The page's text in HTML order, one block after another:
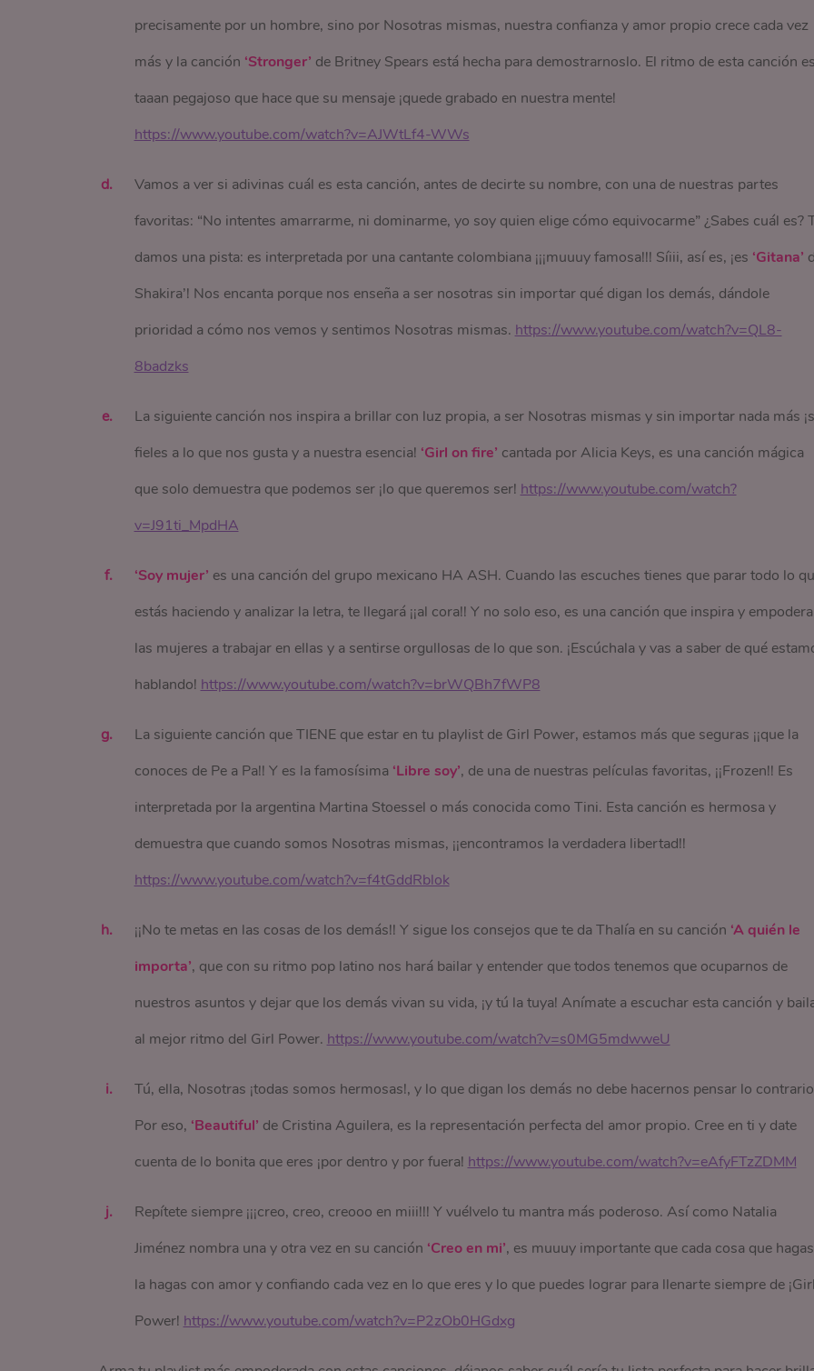
precisamente por un hombre, sino por Nosotras mismas, nuestra confianza y amor propio crece cada vez
más y la canción ‘Stronger’ de Britney Spears está hecha para demostrarnoslo. El ritmo de esta canción
taaan pegajoso que hace que su mensaje ¡quede grabado en nuestra mente!
https://www.youtube.com/watch?v=AJWtLf4-WWs
Vamos a ver si adivinas cuál es esta canción, antes de decirte su nombre, con una de nuestras partes
favoritas: “No intentes amarrarme, ni dominarme, yo soy quien elige cómo equivocarme” ¿Sabes cuál es?
damos una pista: es interpretada por una cantante colombiana ¡¡¡muuuy famosa!!! Síiii, así es, ¡es ‘Gitana’
Shakira’! Nos encanta porque nos enseña a ser nosotras sin importar qué digan los demás, dándole
prioridad a cómo nos vemos y sentimos Nosotras mismas. https://www.youtube.com/watch?v=QL8-
8badzks
La siguiente canción nos inspira a brillar con luz propia, a ser Nosotras mismas y sin importar nada más
fieles a lo que nos gusta y a nuestra esencia! ‘Girl on fire’ cantada por Alicia Keys, es una canción mágica
que solo demuestra que podemos ser ¡lo que queremos ser! https://www.youtube.com/watch?
v=J91ti_MpdHA
‘Soy mujer’ es una canción del grupo mexicano HA ASH. Cuando las escuches tienes que parar todo lo
estás haciendo y analizar la letra, te llegará ¡¡al cora!! Y no solo eso, es una canción que inspira y
las mujeres a trabajar en ellas y a sentirse orgullosas de lo que son. ¡Escúchala y vas a saber de qué
hablando! https://www.youtube.com/watch?v=brWQBh7fWP8
La siguiente canción que TIENE que estar en tu playlist de Girl Power, estamos más que seguras ¡¡que la
conoces de Pe a Pa!! Y es la famosísima ‘Libre soy’, de una de nuestras películas favoritas, ¡¡Frozen!! Es
interpretada por la argentina Martina Stoessel o más conocida como Tini. Esta canción es hermosa y
demuestra que cuando somos Nosotras mismas, ¡¡encontramos la verdadera libertad!!
https://www.youtube.com/watch?v=f4tGddRblok
¡¡No te metas en las cosas de los demás!! Y sigue los consejos que te da Thalía en su canción ‘A quién le
importa’, que con su ritmo pop latino nos hará bailar y entender que todos tenemos que ocuparnos de
nuestros asuntos y dejar que los demás vivan su vida, ¡y tú la tuya! Anímate a escuchar esta canción y
al mejor ritmo del Girl Power. https://www.youtube.com/watch?v=s0MG5mdwweU
Tú, ella, Nosotras ¡todas somos hermosas!, y lo que digan los demás no debe hacernos pensar lo
Por eso, ‘Beautiful’ de Cristina Aguilera, es la representación perfecta del amor propio. Cree en ti y date
cuenta de lo bonita que eres ¡por dentro y por fuera! https://www.youtube.com/watch?v=eAfyFTzZDMM
Repítete siempre ¡¡¡creo, creo, creooo en miii!!! Y vuélvelo tu mantra más poderoso. Así como Natalia
Jiménez nombra una y otra vez en su canción ‘Creo en mi’, es muuuy importante que cada cosa que
la hagas con amor y confiando cada vez en lo que eres y lo que puedes lograr para llenarte siempre de
Power! https://www.youtube.com/watch?v=P2zOb0HGdxg